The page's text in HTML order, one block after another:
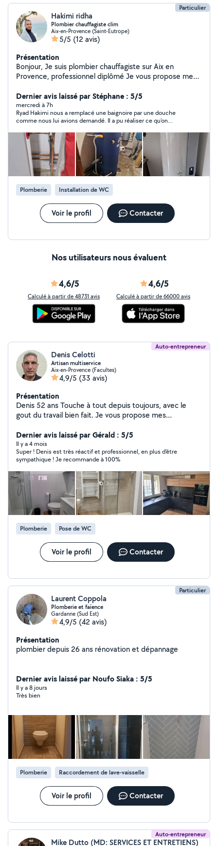
Particulier
Hakimi ridha
Plombier chauffagiste clim
Aix-en-Provence (Saint-Eutrope)
5/5 (12 avis)
Présentation
Bonjour, Je suis plombier chauffagiste sur Aix en
Provence, professionnel diplômé Je vous propose mes
d'installations sanitaires ainsi que les chauffages et les
climatisation. Je reste à votre disposition pour tout
renseignement supplémentaire.
Dernier avis laissé par Stéphane : 5/5
mercredi à 7h
Ryad Hakimi nous a remplacé une baignoire par une douche
comme nous lui avions demandé. Il a pu réaliser ce qu'on
l'écoute du besoin de son client et qui est aussi force de
proposition ! Nous espérons bien lui confier à nouveau tout
projet de plomberie rénovation que nous pourrions avoir à
l'avenir.
Plomberie Installation de WC
Voir le profil Contacter
Nos utilisateurs nous évaluent
4,6/5
Calculé à partir de 48731 avis
4,6/5
Calculé à partir de 66000 avis
Auto-entrepreneur
Denis Celotti
Artisan multiservice
Aix-en-Provence (Facultes)
4,9/5 (33 avis)
Présentation
Denis 52 ans Touche à tout depuis toujours, avec le
gout du travail bien fait. Je vous propose mes
salle d'eau et les petits travaux de plomberie
,électricité, montage de meubles en tout genres, pose
des équipements de la maison. Je me tiens à votre
disposition pour toutes informations, prix et délais.
Denis
Dernier avis laissé par Gérald : 5/5
Il y a 4 mois
Super ! Denis est très réactif et professionnel, en plus d'être
sympathique ! Je recommande à 100%
Plomberie Pose de WC
Voir le profil Contacter
Particulier
Laurent Coppola
Plomberie et faïence
Gardanne (Sud Est)
4,9/5 (42 avis)
Présentation
plombier depuis 26 ans rénovation et dépannage
Dernier avis laissé par Noufo Siaka : 5/5
Il y a 8 jours
Très bien
Plomberie Raccordement de lave-vaisselle
Voir le profil Contacter
Auto-entrepreneur
Mike Dutto (MD: SERVICES ET ENTRETIENS)